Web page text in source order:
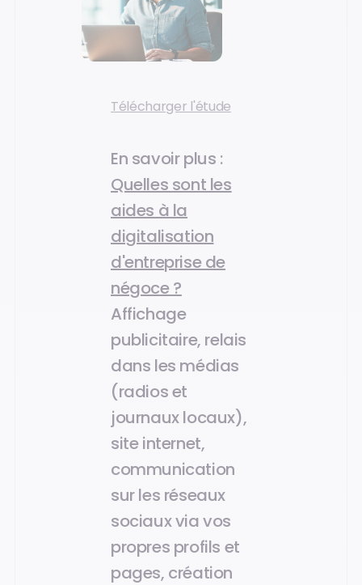
Télécharger l'étude
En savoir plus :
Quelles sont les
aides à la
digitalisation
d'entreprise de
négoce ?
Affichage
publicitaire, relais
dans les médias
(radios et
journaux locaux),
site internet,
communication
sur les réseaux
sociaux via vos
propres profils et
pages, création